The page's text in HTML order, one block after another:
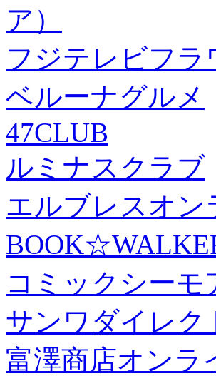
ア）
フジテレビフラ
ベルーナグルメ
47CLUB
ルミナスクラブ
エルブレスオン
コミックシーモ
サンワダイレク
富澤商店オンラ